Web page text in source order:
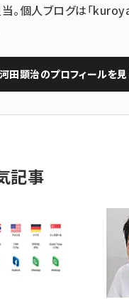
。個人ブログは「
河田顕治のプロフィールを
記事